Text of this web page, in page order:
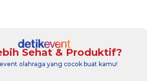
Sehat & Produktif?
olahraga yang cocok buat kamu!